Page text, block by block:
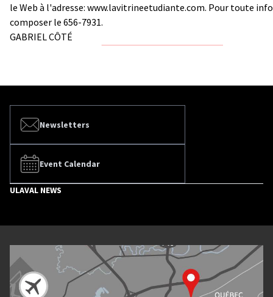
le Web à l'adresse: www.lavitrineetudiante.com. Pour toute
composer le 656-7931.
GABRIEL CÔTÉ
Newsletters
Event Calendar
ULAVAL NEWS